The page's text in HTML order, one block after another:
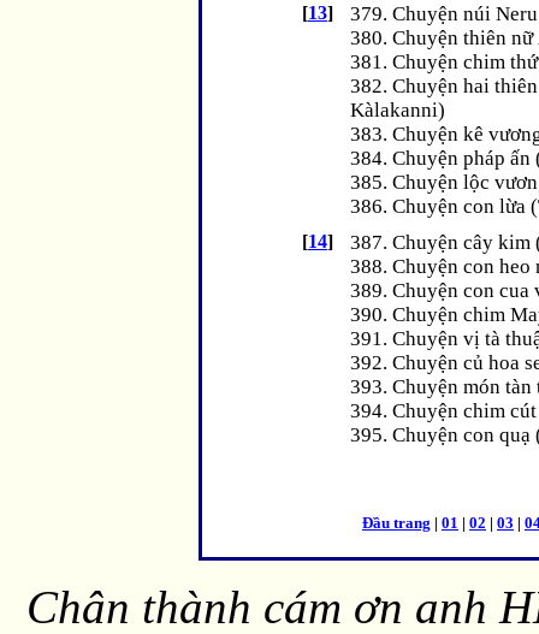
[13]
379. Chuyện núi
380. Chuyện thiên
381. Chuyện chim
382. Chuyện hai
Kàlakanni)
383. Chuyện kê
384. Chuyện pháp
385. Chuyện lộc
386. Chuyện con lừa
[14]
387. Chuyện cây kim
388. Chuyện con
389. Chuyện con cua
390. Chuyện chim
391. Chuyện vị tà
392. Chuyện củ hoa
393. Chuyện món
394. Chuyện chim
395. Chuyện con quạ
Đầu trang | 01 | 02 | 03 |
Chân thành cám ơn anh